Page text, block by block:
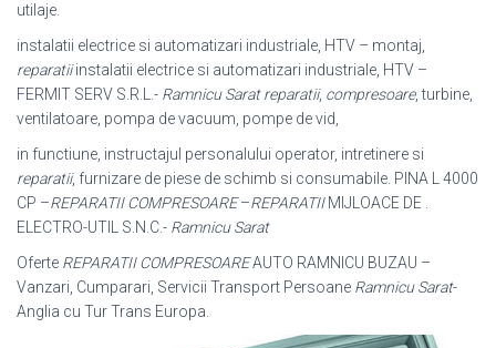
utilaje.
instalatii electrice si automatizari industriale, HTV – montaj,
reparatiiinstalatii electrice si automatizari industriale, HTV –
FERMIT SERV S.R.L.- Ramnicu Sarat reparatii, compresoare, turbine,
ventilatoare, pompa de vacuum, pompe de vid,
in functiune, instructajul personalului operator, intretinere si
reparatii, furnizare de piese de schimb si consumabile. PINA L 4000
CP –REPARATII COMPRESOARE–REPARATIIMIJLOACE DE .
ELECTRO-UTIL S.N.C.- Ramnicu Sarat
Oferte REPARATII COMPRESOAREAUTO RAMNICU BUZAU –
Vanzari, Cumparari, Servicii Transport Persoane Ramnicu Sarat-
Anglia cu Tur Trans Europa.